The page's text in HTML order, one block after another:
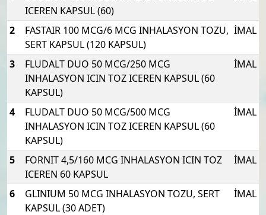
ICEREN KAPSUL (60)
2
FASTAIR 100 MCG/6 MCG INHALASYON TOZU,
SERT KAPSUL (120 KAPSUL)
İMAL
3
FLUDALT DUO 50 MCG/250 MCG
INHALASYON ICIN TOZ ICEREN KAPSUL (60
KAPSUL)
İMAL
4
FLUDALT DUO 50 MCG/500 MCG
INHALASYON ICIN TOZ ICEREN KAPSUL (60
KAPSUL)
İMAL
5
FORNIT 4,5/160 MCG INHALASYON ICIN TOZ
ICEREN 60 KAPSUL
İMAL
6
GLINIUM 50 MCG INHALASYON TOZU, SERT
KAPSUL (30 ADET)
İMAL